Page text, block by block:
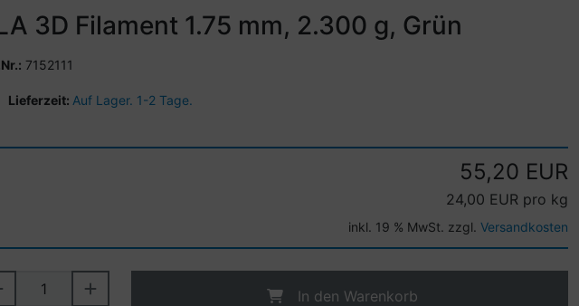
3D Filament 1.75 mm, 2.300 g, Grün
7152111
Lieferzeit: Auf Lager. 1-2 Tage.
55,20 EUR
24,00 EUR pro kg
inkl. 19 % MwSt. zzgl. Versandkosten
In den Warenkorb